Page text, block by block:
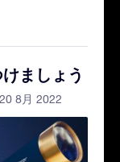
ましょう
8月 2022